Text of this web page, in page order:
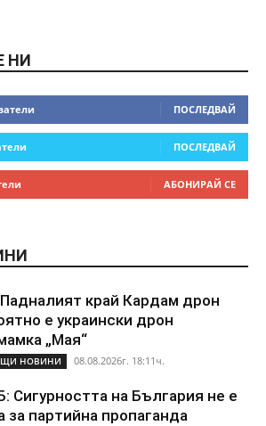
НИ
ПОСЛЕДВАЙ
ПОСЛЕДВАЙ
АБОНИРАЙ СЕ
край Кардам дрон
е украински дрон
„Мая“
НОВИНИ 08.08.2026г. 18:11ч.
Сигурността на България не е
за партийна пропаганда